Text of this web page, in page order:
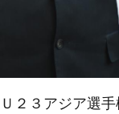
２３アジア選